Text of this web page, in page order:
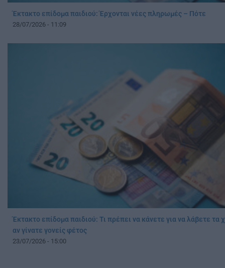
Έκτακτο επίδομα παιδιού: Έρχονται νέες πληρωμές – Πότε
28/07/2026 - 11:09
Έκτακτο επίδομα παιδιού: Τι πρέπει να κάνετε για να λάβετε τα
αν γίνατε γονείς φέτος
23/07/2026 - 15:00